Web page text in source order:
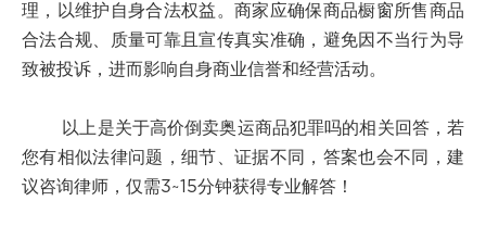
理，以维护自身合法权益。商家应确保商品橱窗所售商品
合法合规、质量可靠且宣传真实准确，避免因不当行为导
致被投诉，进而影响自身商业信誉和经营活动。
以上是关于高价倒卖奥运商品犯罪吗的相关回答，若
您有相似法律问题，细节、证据不同，答案也会不同，建
议咨询律师，仅需3~15分钟获得专业解答！